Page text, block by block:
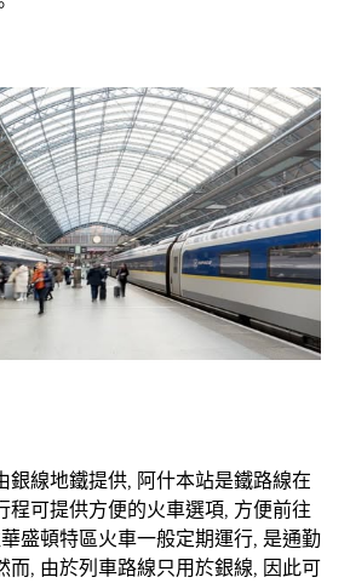
銀線地鐵提供, 阿什本站是鐵路線在
程可提供方便的火車選項, 方便前往
盛頓特區火車一般定期運行, 是通勤
而, 由於列車路線只用於銀線, 因此可